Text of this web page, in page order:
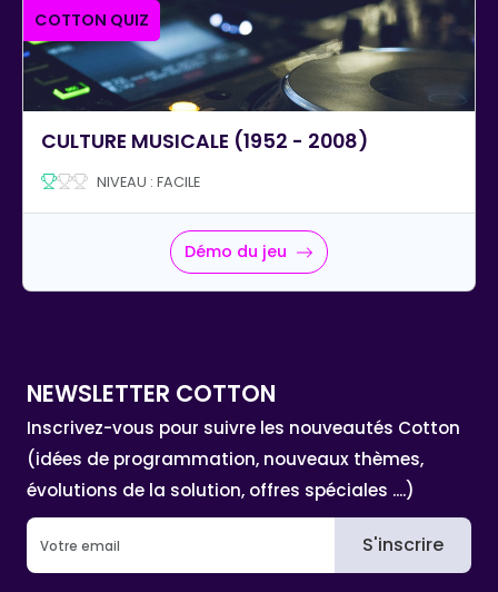
COTTON QUIZ
CULTURE MUSICALE (1952 - 2008)
NIVEAU : FACILE
Démo du jeu
NEWSLETTER COTTON
Inscrivez-vous pour suivre les nouveautés Cotton
(idées de programmation, nouveaux thèmes,
évolutions de la solution, offres spéciales ....)
S'inscrire